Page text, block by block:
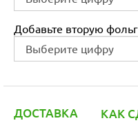
Добавьте вторую
ДОСТАВКА КАК